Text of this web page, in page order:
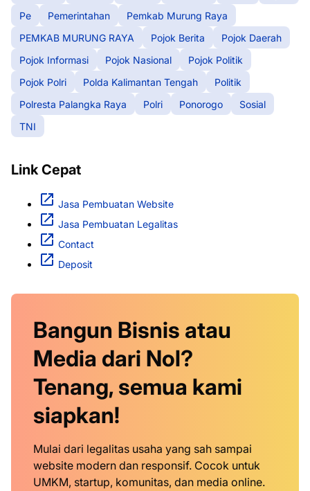
Pe
Pemerintahan
Pemkab Murung Raya
PEMKAB MURUNG RAYA
Pojok Berita
Pojok Daerah
Pojok Informasi
Pojok Nasional
Pojok Politik
Pojok Polri
Polda Kalimantan Tengah
Politik
Polresta Palangka Raya
Polri Ponorogo
Sosial
TNI
Link Cepat
Jasa Pembuatan Website
Jasa Pembuatan Legalitas
Contact
Deposit
Bangun Bisnis atau
Media dari Nol?
Tenang, semua kami
siapkan!
Mulai dari legalitas usaha yang sah sampai
website modern dan responsif. Cocok untuk
UMKM, startup, komunitas, dan media online.